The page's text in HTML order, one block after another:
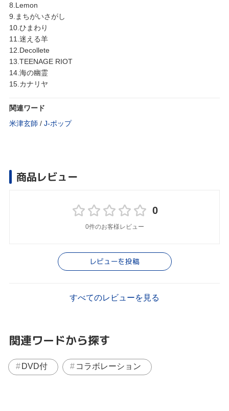
8.Lemon
9.まちがいさがし
10.ひまわり
11.迷える羊
12.Decollete
13.TEENAGE RIOT
14.海の幽霊
15.カナリヤ
関連ワード
米津玄師 / J‐ポップ
商品レビュー
0
0件のお客様レビュー
レビューを投稿
すべてのレビューを見る
関連ワードから探す
DVD付 コラボレーション